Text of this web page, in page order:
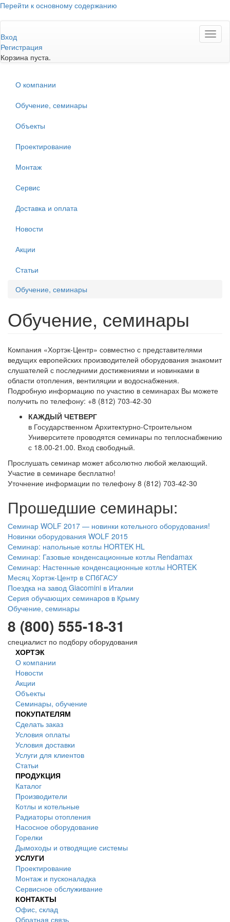
Перейти к основному содержанию
Вход
Регистрация
Корзина пуста.
О компании
Обучение, семинары
Объекты
Проектирование
Монтаж
Сервис
Доставка и оплата
Новости
Акции
Статьи
Обучение, семинары
Обучение, семинары
Компания «Хортэк-Центр» совместно с представителями
ведущих европейских производителей оборудования знакомит
слушателей с последними достижениями и новинками в
области отопления, вентиляции и водоснабжения.
Подробную информацию по участию в семинарах Вы можете
получить по телефону: +8 (812) 703-42-30
КАЖДЫЙ ЧЕТВЕРГ
в Государственном Архитектурно-Строительном
Университете проводятся семинары по теплоснабжению
с 18.00-21.00. Вход свободный.
Прослушать семинар может абсолютно любой желающий.
Участие в семинаре бесплатно!
Уточнение информации по телефону 8 (812) 703-42-30
Прошедшие семинары:
Семинар WOLF 2017 — новинки котельного оборудования!
Новинки оборудования WOLF 2015
Семинар: напольные котлы HORTEK HL
Семинар: Газовые конденсационные котлы Rendamax
Семинар: Настенные конденсационные котлы HORTEK
Месяц Хортэк-Центр в СПбГАСУ
Поездка на завод Giacomini в Италии
Серия обучающих семинаров в Крыму
Обучение, семинары
8 (800) 555-18-31
специалист по подбору оборудования
ХОРТЭК
О компании
Новости
Акции
Объекты
Семинары, обучение
ПОКУПАТЕЛЯМ
Сделать заказ
Условия оплаты
Условия доставки
Услуги для клиентов
Статьи
ПРОДУКЦИЯ
Каталог
Производители
Котлы и котельные
Радиаторы отопления
Насосное оборудование
Горелки
Дымоходы и отводящие системы
УСЛУГИ
Проектирование
Монтаж и пусконаладка
Сервисное обслуживание
КОНТАКТЫ
Офис, склад
Обратная связь